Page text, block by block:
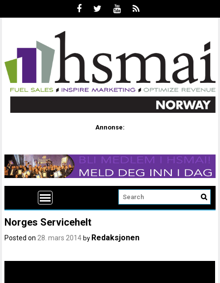
Annonse:
Norges Servicehelt
Posted on28. mars 2014 by Redaksjonen